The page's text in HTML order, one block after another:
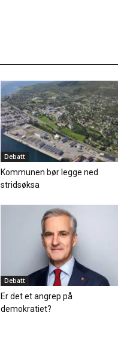
Debatt
Kommunen bør legge ned
stridsøksa
Debatt
Er det et angrep på
demokratiet?